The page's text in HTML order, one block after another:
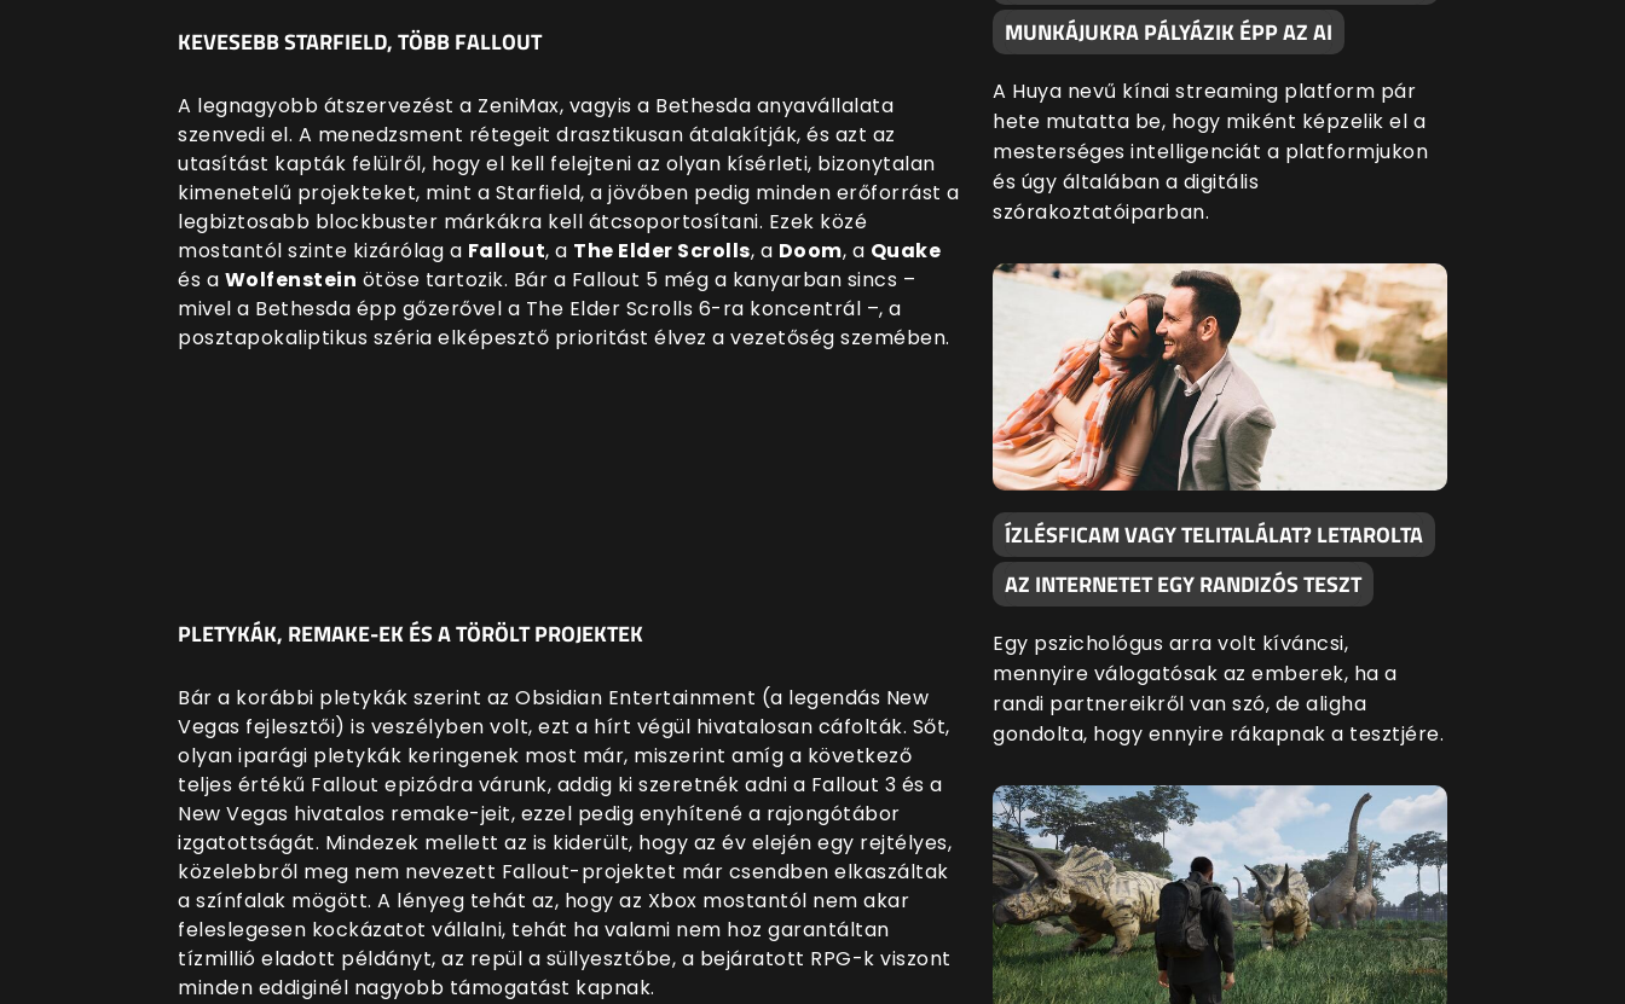
KEVESEBB STARFIELD, TÖBB FALLOUT
A legnagyobb átszervezést a ZeniMax, vagyis a Bethesda anyavállalata
szenvedi el. A menedzsment rétegeit drasztikusan átalakítják, és azt az
utasítást kapták felülről, hogy el kell felejteni az olyan kísérleti, bizonytalan
kimenetelű projekteket, mint a Starfield, a jövőben pedig minden erőforrást a
legbiztosabb blockbuster márkákra kell átcsoportosítani. Ezek közé
mostantól szinte kizárólag a Fallout, a The Elder Scrolls, a Doom, a Quake
és a Wolfenstein ötöse tartozik. Bár a Fallout 5 még a kanyarban sincs –
mivel a Bethesda épp gőzerővel a The Elder Scrolls 6-ra koncentrál –, a
posztapokaliptikus széria elképesztő prioritást élvez a vezetőség szemében.
PLETYKÁK, REMAKE-EK ÉS A TÖRÖLT PROJEKTEK
Bár a korábbi pletykák szerint az Obsidian Entertainment (a legendás New
Vegas fejlesztői) is veszélyben volt, ezt a hírt végül hivatalosan cáfolták. Sőt,
olyan iparági pletykák keringenek most már, miszerint amíg a következő
teljes értékű Fallout epizódra várunk, addig ki szeretnék adni a Fallout 3 és a
New Vegas hivatalos remake-jeit, ezzel pedig enyhítené a rajongótábor
izgatottságát. Mindezek mellett az is kiderült, hogy az év elején egy rejtélyes,
közelebbről meg nem nevezett Fallout-projektet már csendben elkaszáltak
a színfalak mögött. A lényeg tehát az, hogy az Xbox mostantól nem akar
feleslegesen kockázatot vállalni, tehát ha valami nem hoz garantáltan
tízmillió eladott példányt, az repül a süllyesztőbe, a bejáratott RPG-k viszont
minden eddiginél nagyobb támogatást kapnak.
MUNKÁJUKRA PÁLYÁZIK ÉPP AZ AI
A Huya nevű kínai streaming platform pár
hete mutatta be, hogy miként képzelik el a
mesterséges intelligenciát a platformjukon
és úgy általában a digitális
szórakoztatóiparban.
ÍZLÉSFICAM VAGY TELITALÁLAT? LETAROLTA
AZ INTERNETET EGY RANDIZÓS TESZT
Egy pszichológus arra volt kíváncsi,
mennyire válogatósak az emberek, ha a
randi partnereikről van szó, de aligha
gondolta, hogy ennyire rákapnak a tesztjére.